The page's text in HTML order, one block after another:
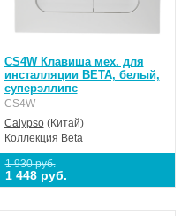
CS4W Клавиша мех. для
инсталляции BETA, белый,
суперэллипс
CS4W
Calypso(Китай)
Коллекция Beta
1 930 руб.
1 448 руб.